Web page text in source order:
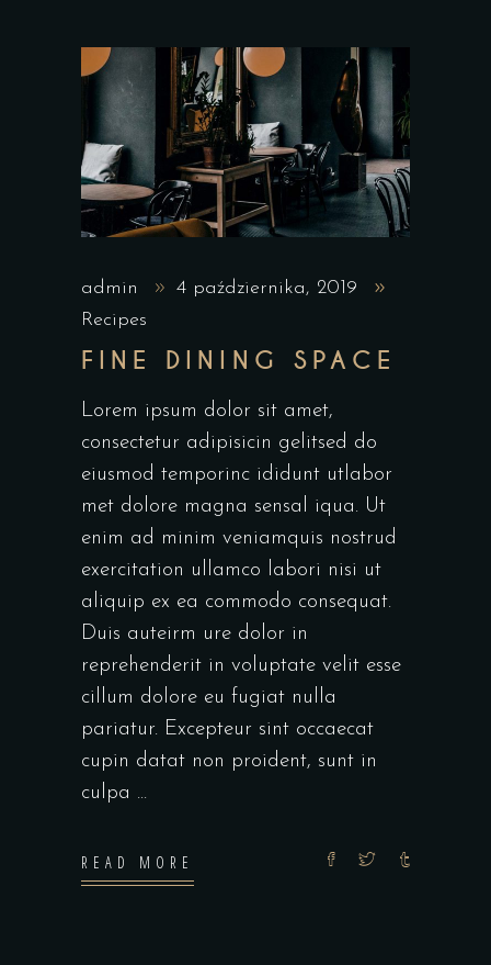
admin
4 października, 2019
Recipes
FINE DINING SPACE
Lorem ipsum dolor sit amet,
consectetur adipisicin gelitsed do
eiusmod temporinc ididunt utlabor
met dolore magna sensal iqua. Ut
enim ad minim veniamquis nostrud
exercitation ullamco labori nisi ut
aliquip ex ea commodo consequat.
Duis auteirm ure dolor in
reprehenderit in voluptate velit esse
cillum dolore eu fugiat nulla
pariatur. Excepteur sint occaecat
cupin datat non proident, sunt in
culpa
READ MORE